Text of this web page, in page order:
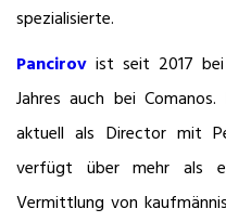
spezialisierte.
Pancirov ist seit 2017
Jahres auch bei
aktuell als Director mit
verfügt über mehr als
Vermittlung von